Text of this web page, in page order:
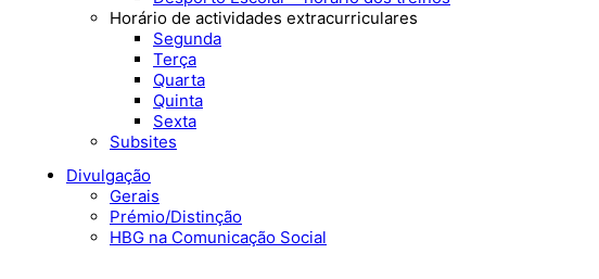
Horário de actividades extracurriculares
Segunda
Terça
Quarta
Quinta
Sexta
Subsites
Divulgação
Gerais
Prémio/Distinção
HBG na Comunicação Social